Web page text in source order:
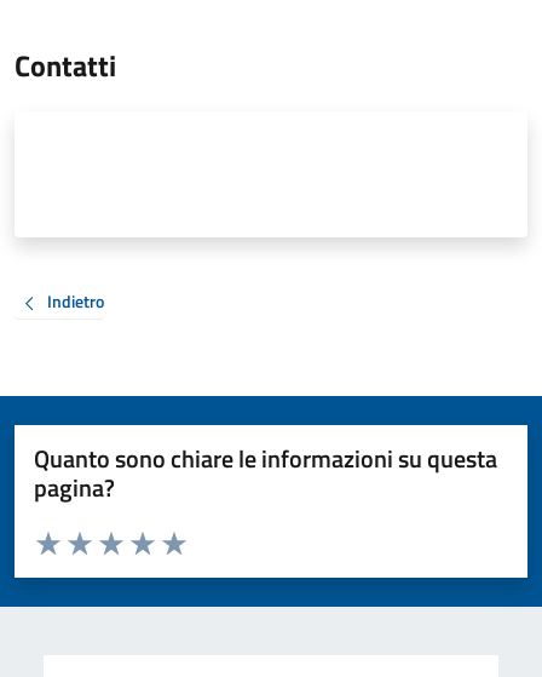
Contatti
Indietro
Quanto sono chiare le informazioni su questa
pagina?
Valuta da 1 a 5 stelle la pagina
Valuta 5 stelle su 5
Valuta 4 stelle su 5
Valuta 3 stelle su 5
Valuta 2 stelle su 5
Valuta 1 stelle su 5